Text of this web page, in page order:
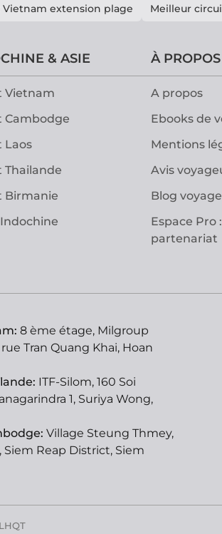
Vietnam extension plage Meilleur
& ASIE
Vietnam
Cambodge
Laos
Thailande
Birmanie
À PROPOS
A propos
Ebooks de
Mentions
Avis
Blog voyage
Espace Pro
partenariat
8 ème étage, Milgroup
Tran Quang Khai, Hoan
ITF-Silom, 160 Soi
1, Suriya Wong,
Village Steung Thmey,
Siem Reap District, Siem